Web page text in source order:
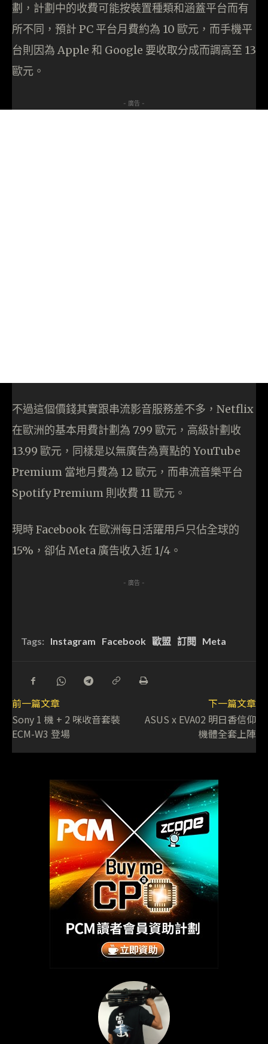
劃，計劃中的收費可能按裝置種類和涵蓋平台而有
所不同，預計 PC 平台月費約為 10 歐元，而手機平
台則因為 Apple 和 Google 要收取分成而調高至 13
歐元。
- 廣告 -
不過這個價錢其實跟串流影音服務差不多，Netflix
在歐洲的基本用費計劃為 7.99 歐元，高級計劃收
13.99 歐元，同樣是以無廣告為賣點的 YouTube
Premium 當地月費為 12 歐元，而串流音樂平台
Spotify Premium 則收費 11 歐元。
現時 Facebook 在歐洲每日活躍用戶只佔全球的
15%，卻佔 Meta 廣告收入近 1/4。
- 廣告 -
Tags: Instagram Facebook 歐盟 訂閱 Meta
前一篇文章
Sony 1 機 + 2 咪收音套裝
ECM-W3 登場
下一篇文章
ASUS x EVA02 明日香信仰
機體全套上陣